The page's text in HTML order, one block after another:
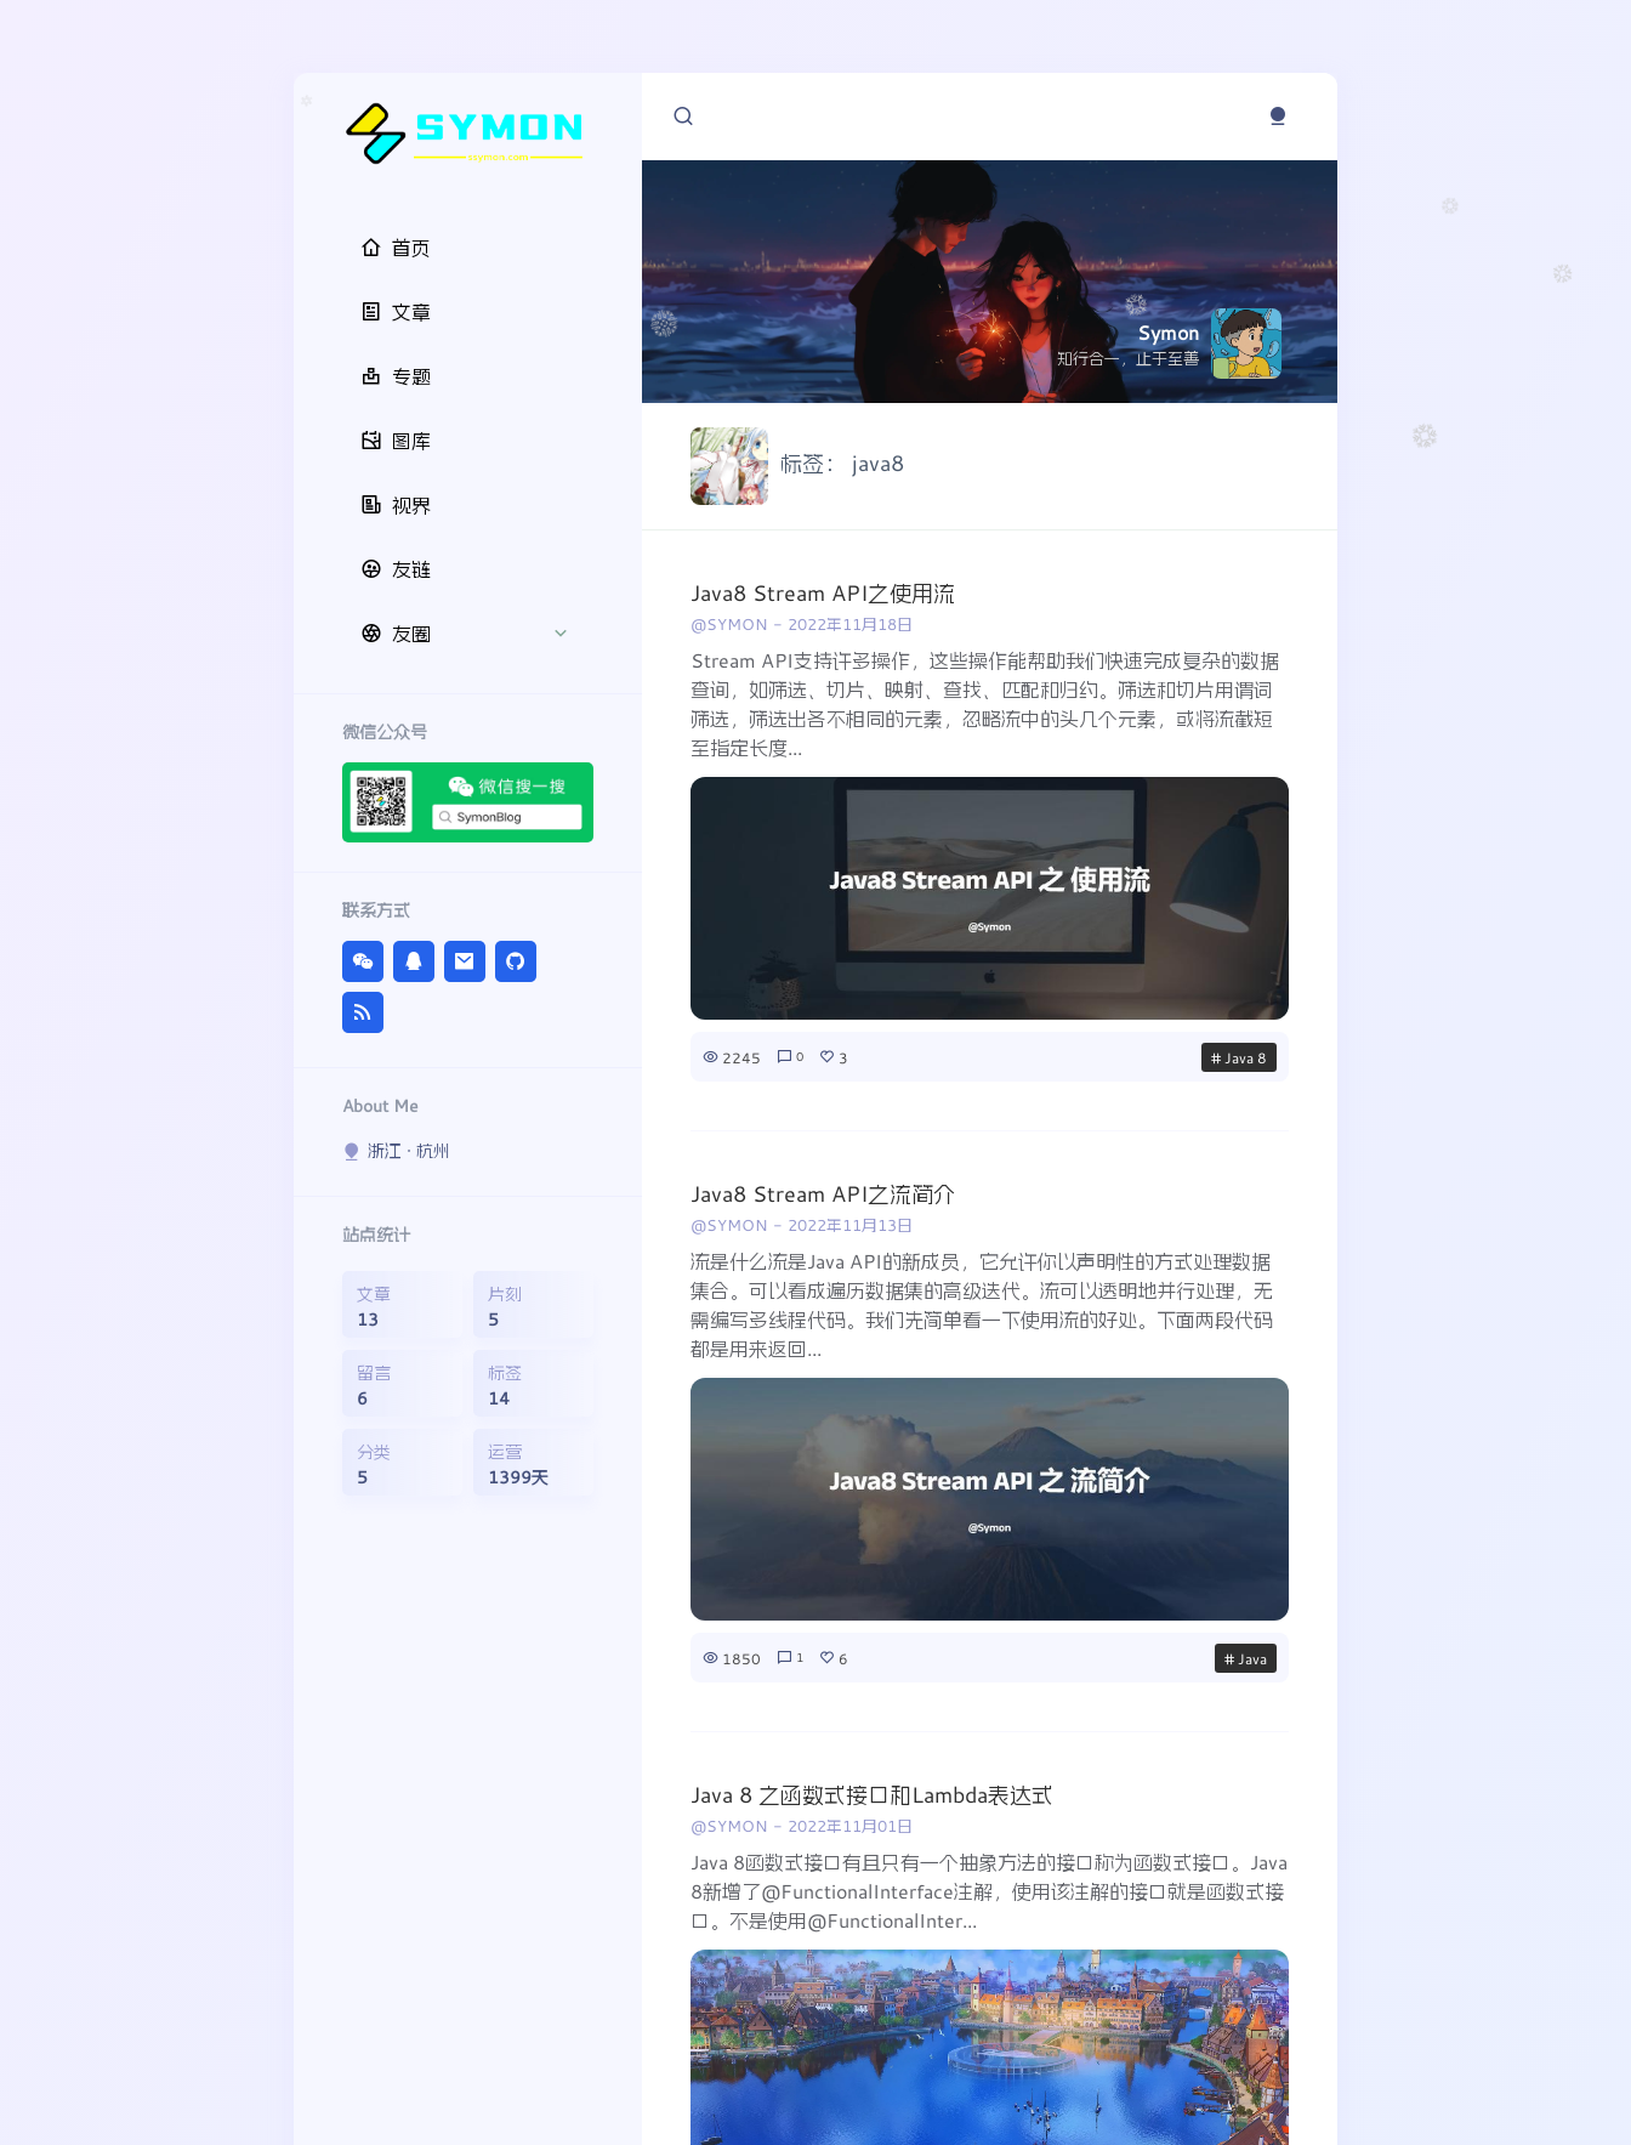
首页
文章
专题
图库
视界
友链
友圈
微信公众号
联系方式
About Me
浙江 · 杭州
站点统计
文章
13
片刻
5
留言
6
标签
14
分类
5
运营
1399天
Symon
知行合一，止于至善
标签： java8
Java8 Stream API之使用流
@SYMON - 2022年11月18日
Stream API支持许多操作，这些操作能帮助我们快速完成复杂的数据
查询，如筛选、切片、映射、查找、匹配和归约。筛选和切片用谓词
筛选，筛选出各不相同的元素，忽略流中的头几个元素，或将流截短
至指定长度...
2245 0 3 # Java 8
Java8 Stream API之流简介
@SYMON - 2022年11月13日
流是什么流是Java API的新成员，它允许你以声明性的方式处理数据
集合。可以看成遍历数据集的高级迭代。流可以透明地并行处理，无
需编写多线程代码。我们先简单看一下使用流的好处。下面两段代码
都是用来返回...
1850 1 6 # Java
Java 8 之函数式接口和Lambda表达式
@SYMON - 2022年11月01日
Java 8函数式接口有且只有一个抽象方法的接口称为函数式接口。Java
8新增了@FunctionalInterface注解，使用该注解的接口就是函数式接
口。不是使用@FunctionalInter...